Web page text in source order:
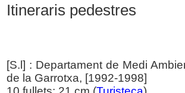
Itineraris pedestres
[S.l] : Departament de Medi
de la Garrotxa, [1992-1998]